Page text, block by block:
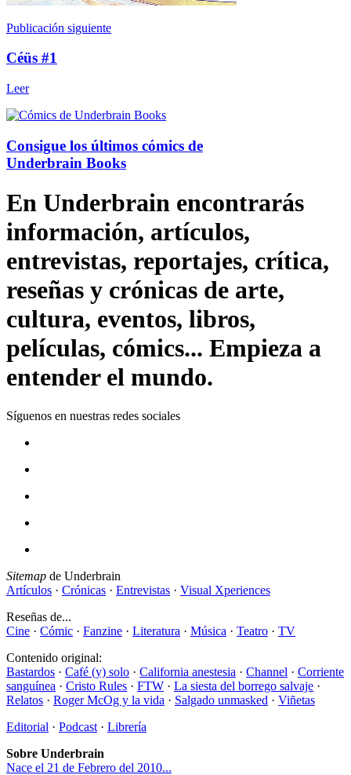
Publicación siguiente
Céüs #1
Leer
Consigue los últimos cómics de
Underbrain Books
En Underbrain encontrarás
información, artículos,
entrevistas, reportajes, crítica,
reseñas y crónicas de arte,
cultura, eventos, libros,
películas, cómics... Empieza a
entender el mundo.
Síguenos en nuestras redes sociales
Sitemap de Underbrain
Artículos · Crónicas · Entrevistas · Visual Xperiences
Reseñas de...
Cine · Cómic · Fanzine · Literatura · Música · Teatro · TV
Contenido original:
Bastardos · Café (y) solo · California anestesia · Channel · Corriente
sanguínea · Cristo Rules · FTW · La siesta del borrego salvaje ·
Relatos · Roger McOg y la vida · Salgado unmasked · Viñetas
Editorial · Podcast · Librería
Sobre Underbrain
Nace el 21 de Febrero del 2010...